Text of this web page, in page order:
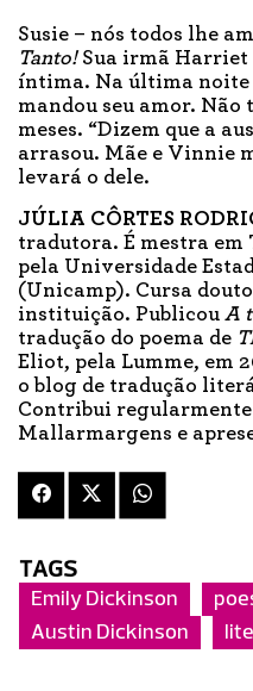
Susie – nós todos lhe
Tanto!Sua irmã Harriet
íntima. Na última
mandou seu amor.
meses. “Dizem que a
arrasou. Mãe e Vinnie
levará o dele.
JÚLIA CÔRTES
tradutora. É mestra
pela Universidade
(Unicamp). Cursa
instituição. Publicou A
tradução do poema de
Eliot, pela Lumme, em
o blog de tradução
Contribui
Mallarmargens e
TAGS
Emily Dickinson
Austin Dickinson